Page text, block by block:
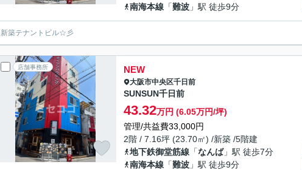
南海本線 「難波 」駅 徒歩9分
新築テナントビル☆彡
店舗事務所 NEW
大阪市中央区千日前
SUNSUN千日前
43.32万円 (6.05万円/坪)
管理/共益費33,000円
2階 / 7.16坪 (23.70㎡) /新築 /5階建
地下鉄御堂筋線 「なんば」駅 徒歩7分
南海本線 「難波 」駅 徒歩9分